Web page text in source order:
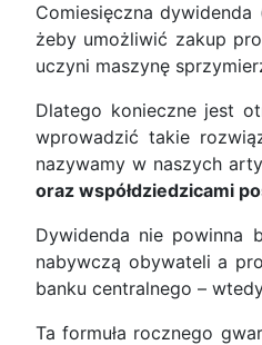
Comiesięczna
żeby umożliwić zakup
uczyni maszynę
Dlatego konieczne jest
wprowadzić takie
nazywamy w naszych
oraz współdziedzicami
Dywidenda nie powinna
nabywczą obywateli a
banku centralnego –
Ta formuła rocznego